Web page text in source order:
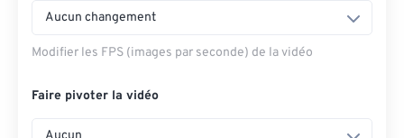
Aucun changement
Modifier les FPS (images par seconde) de la vidéo
Faire pivoter la vidéo